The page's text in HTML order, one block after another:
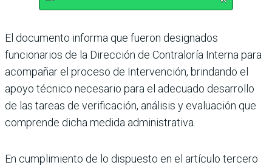
El documento informa que fueron designados
funcionarios de la Dirección de Contraloría Interna para
acompañar el proceso de Intervención, brindando el
apoyo técnico necesario para el adecuado desarrollo
de las tareas de verificación, análisis y evaluación que
comprende dicha medida administrativa.
En cumplimiento de lo dispuesto en el artículo tercero